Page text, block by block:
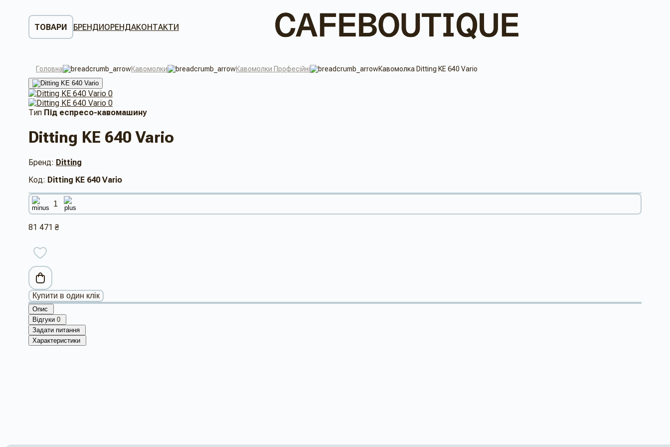
ТОВАРИ БРЕНДИОРЕНДАКОНТАКТИ
Головна Кавомолки Кавомолки Професійні Кавомолка Ditting KE 640 Vario
Тип Під еспресо-кавомашину
Ditting KE 640 Vario
Бренд: Ditting
Код: Ditting KE 640 Vario
81 471 ₴
Купити в один клік
Опис
Відгуки 0
Задати питання
Характеристики